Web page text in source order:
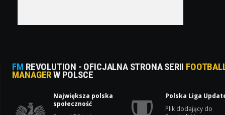
FM REVOLUTION - OFICJALNA STRONA SERII
MANAGERW POLSCE
Największa polska
społeczność
Polska Liga
Plik dodający do